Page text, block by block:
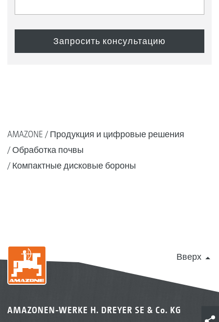
AMAZONE
Продукция и цифровые решения
Обработка почвы
Компактные дисковые бороны
Вверх
AMAZONEN-WERKE H. DREYER SE & Co. KG